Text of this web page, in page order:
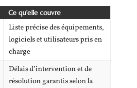
Ce qu’elle couvre
Liste précise des équipements,
logiciels et utilisateurs pris en
charge
Délais d’intervention et de
résolution garantis selon la